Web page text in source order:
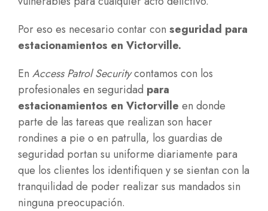
Por eso es necesario contar con seguridad para
estacionamientos en Victorville.
En Access Patrol Securitycontamos con los
profesionales en seguridad para
estacionamientos en Victorville en donde
parte de las tareas que realizan son hacer
rondines a pie o en patrulla, los guardias de
seguridad portan su uniforme diariamente para
que los clientes los identifiquen y se sientan con la
tranquilidad de poder realizar sus mandados sin
ninguna preocupación.